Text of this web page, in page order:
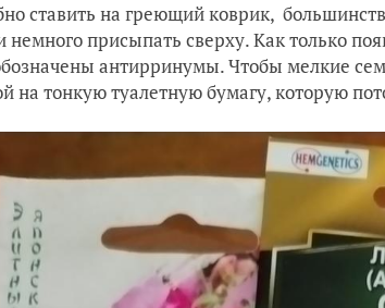
ставить на греющий коврик,
немного присыпать сверху. Как только
антирринумы. Чтобы мелкие
на тонкую туалетную бумагу, которую